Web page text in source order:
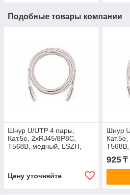
Подобные товары компании
Шнур U/UTP 4 пары,
Кат.5e, 2хRJ45/8P8C,
T568B, медный, LSZH,
Цену уточняйте
Шнур
925₸